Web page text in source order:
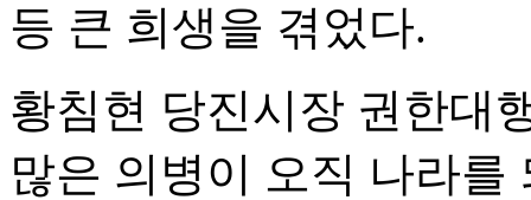
등 큰 희생을 겪었다.
황침현 당진시장 권한대
많은 의병이 오직 나라